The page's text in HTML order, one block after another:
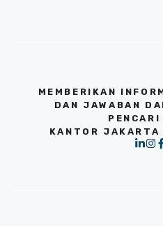
MEMBERIKAN
DAN JAWABAN
KANTOR